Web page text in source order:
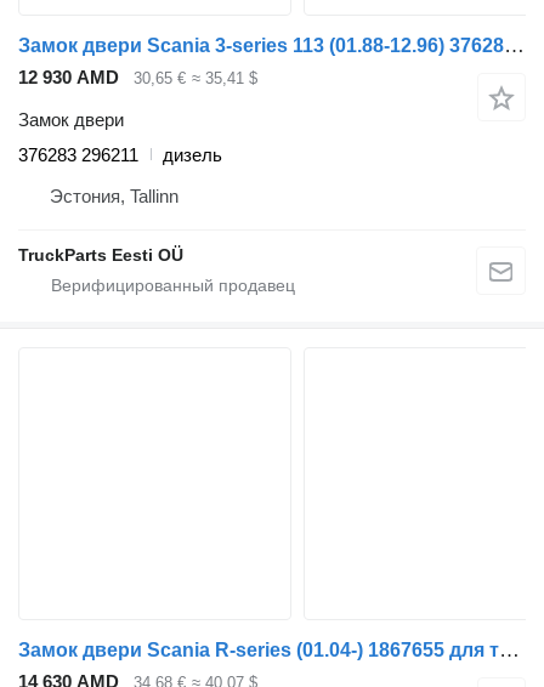
Замок двери Scania 3-series 113 (01.88-12.96) 376283 296211 для тягача Scania 3-series (1987-1998)
12 930 AMD 30,65 € ≈ 35,41 $
Замок двери
376283 296211
дизель
Эстония, Tallinn
TruckParts Eesti OÜ
Замок двери Scania R-series (01.04-) 1867655 для тягача Scania P,G,R,T-series (2004-2017)
14 630 AMD 34,68 € ≈ 40,07 $